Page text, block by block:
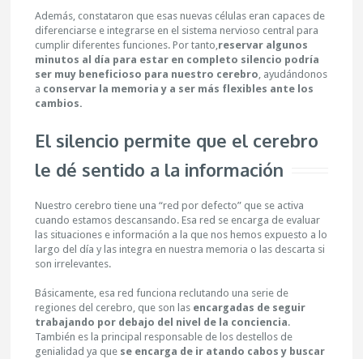
Además, constataron que esas nuevas células eran capaces de
diferenciarse e integrarse en el sistema nervioso central para
cumplir diferentes funciones. Por tanto,reservar algunos
minutos al día para estar en completo silencio podría
ser muy beneficioso para nuestro cerebro, ayudándonos
a conservar la memoria y a ser más flexibles ante los
cambios.
El silencio permite que el cerebro
le dé sentido a la información
Nuestro cerebro tiene una “red por defecto” que se activa
cuando estamos descansando. Esa red se encarga de evaluar
las situaciones e información a la que nos hemos expuesto a lo
largo del día y las integra en nuestra memoria o las descarta si
son irrelevantes.
Básicamente, esa red funciona reclutando una serie de
regiones del cerebro, que son las encargadas de seguir
trabajando por debajo del nivel de la conciencia.
También es la principal responsable de los destellos de
genialidad ya que se encarga de ir atando cabos y buscar